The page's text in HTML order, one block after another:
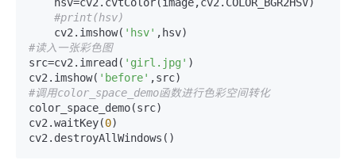
#print(hsv)
    cv2.imshow(
'hsv'
#读入一张彩色图
src=cv2.imread( 'girl.jpg' )
cv2.imshow( 'before'
#调用color_space_demo函数进行色彩空间转化
color_space_demo(src)
cv2.waitKey(0)
cv2.destroyAllWindows()